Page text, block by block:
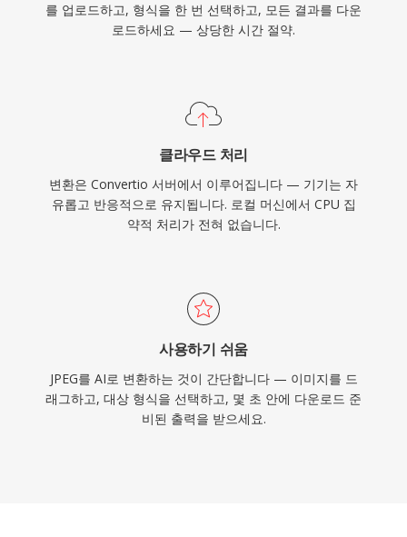
를 업로드하고, 형식을 한 번 선택하고, 모든 결과를 다운
로드하세요 — 상당한 시간 절약.
클라우드 처리
변환은 Convertio 서버에서 이루어집니다 — 기기는 자
유롭고 반응적으로 유지됩니다. 로컬 머신에서 CPU 집
약적 처리가 전혀 없습니다.
사용하기 쉬움
JPEG를 AI로 변환하는 것이 간단합니다 — 이미지를 드
래그하고, 대상 형식을 선택하고, 몇 초 안에 다운로드 준
비된 출력을 받으세요.